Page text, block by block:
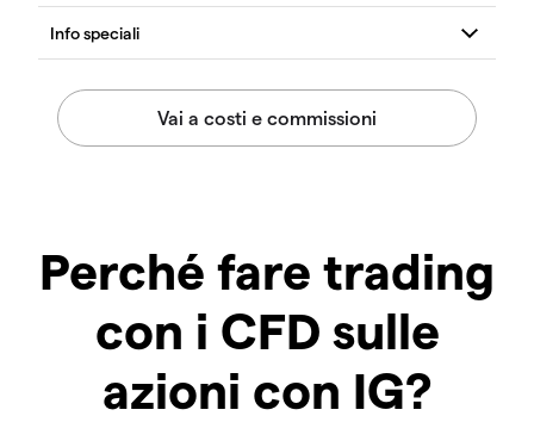
Perché fare trading
con i CFD sulle
azioni con IG?